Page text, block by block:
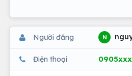
Người đăng N
Điện thoại